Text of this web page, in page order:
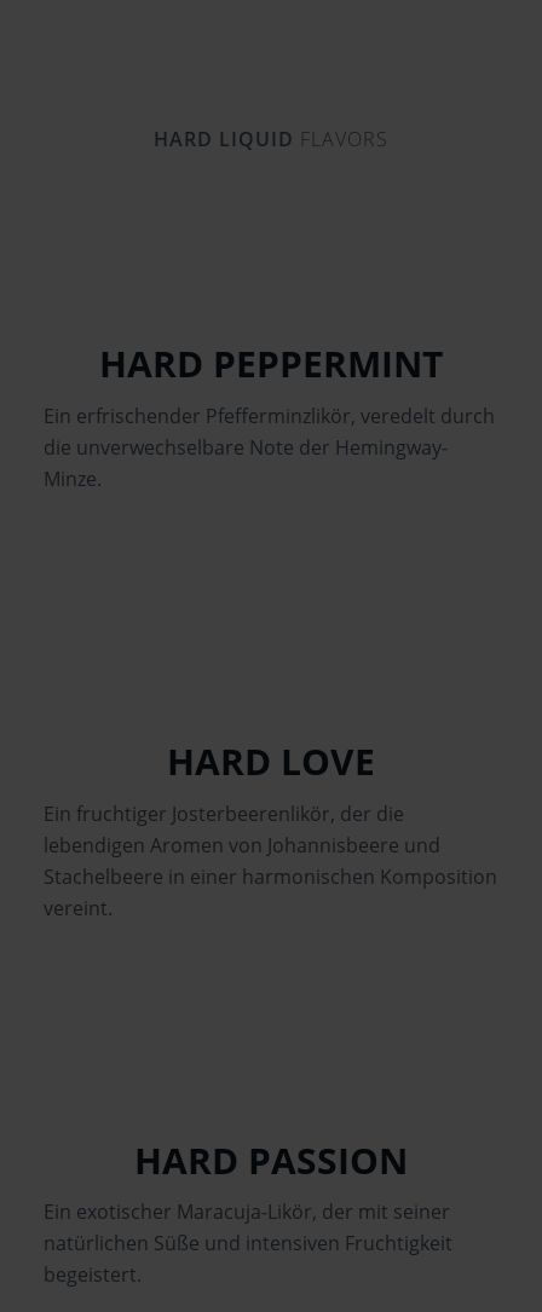
HARD LIQUID FLAVORS
HARD PEPPERMINT
Ein erfrischender Pfefferminzlikör, veredelt durch
die unverwechselbare Note der Hemingway-
Minze.
HARD LOVE
Ein fruchtiger Josterbeerenlikör, der die
lebendigen Aromen von Johannisbeere und
Stachelbeere in einer harmonischen Komposition
vereint.
HARD PASSION
Ein exotischer Maracuja-Likör, der mit seiner
natürlichen Süße und intensiven Fruchtigkeit
begeistert.